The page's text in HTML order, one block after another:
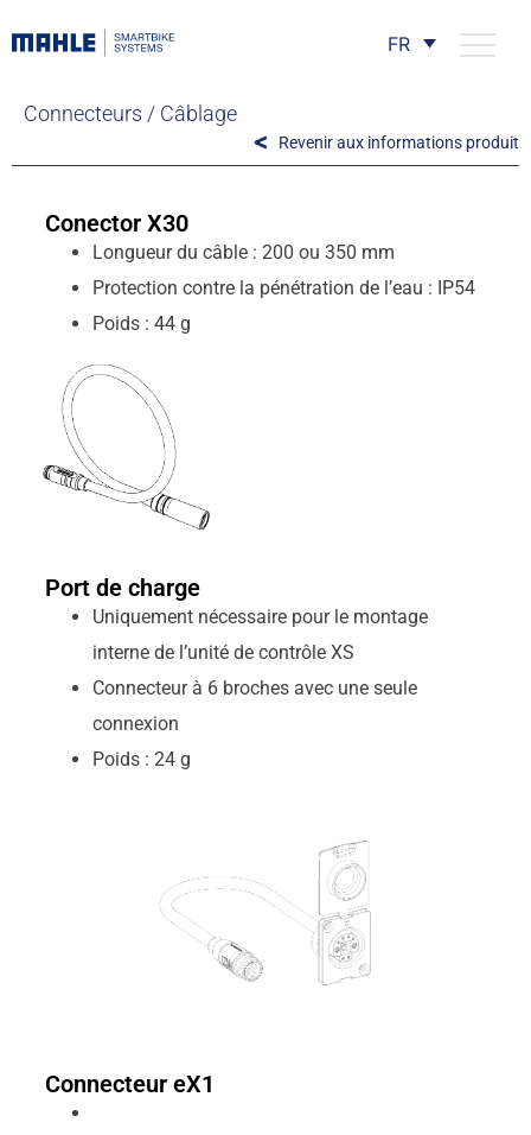
FR
Connecteurs / Câblage
Revenir aux informations produit
Conector X30
Longueur du câble : 200 ou 350 mm
Protection contre la pénétration de l’eau : IP54
Poids : 44 g
Port de charge
Uniquement nécessaire pour le montage
interne de l’unité de contrôle XS
Connecteur à 6 broches avec une seule
connexion
Poids : 24 g
Connecteur eX1